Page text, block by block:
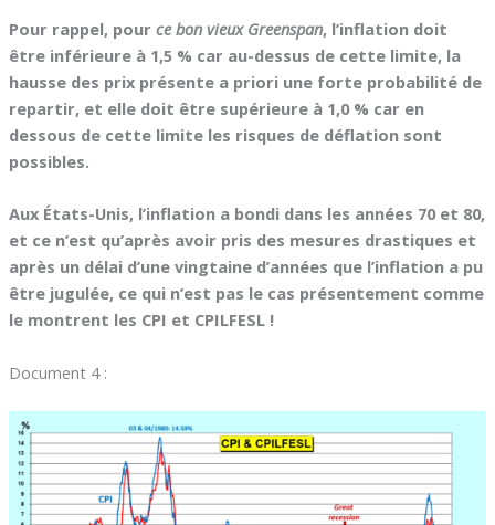
Pour rappel, pour ce bon vieux Greenspan, l’inflation doit
être inférieure à 1,5 % car au-dessus de cette limite, la
hausse des prix présente a priori une forte probabilité de
repartir, et elle doit être supérieure à 1,0 % car en
dessous de cette limite les risques de déflation sont
possibles.
Aux États-Unis, l’inflation a bondi dans les années 70 et 80,
et ce n’est qu’après avoir pris des mesures drastiques et
après un délai d’une vingtaine d’années que l’inflation a pu
être jugulée, ce qui n’est pas le cas présentement comme
le montrent les CPI et CPILFESL !
Document 4 :